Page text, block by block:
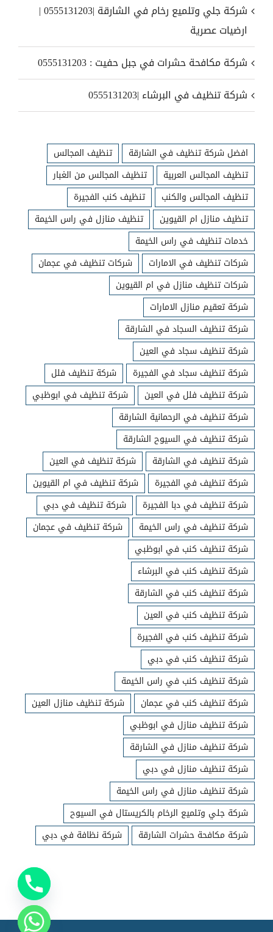
شركة جلي وتلميع رخام في الشارقة |0555131203 |
ارضيات عصرية
شركة مكافحة حشرات في جبل حفيت : 0555131203
شركة تنظيف في البرشاء |0555131203
افضل شركة تنظيف في الشارقة
تنظيف المجالس
تنظيف المجالس العربية
تنظيف المجالس من الغبار
تنظيف المجالس والكنب
تنظيف كنب الفجيرة
تنظيف منازل ام القيوين
تنظيف منازل في راس الخيمة
خدمات تنظيف في راس الخيمة
شركات تنظيف في الامارات
شركات تنظيف في عجمان
شركات تنظيف منازل في ام القيوين
شركة تعقيم منازل الامارات
شركة تنظيف السجاد في الشارقة
شركة تنظيف سجاد في العين
شركة تنظيف سجاد في الفجيرة
شركة تنظيف فلل
شركة تنظيف فلل في العين
شركة تنظيف في ابوظبي
شركة تنظيف في الرحمانية الشارقة
شركة تنظيف في السيوح الشارقة
شركة تنظيف في الشارقة
شركة تنظيف في العين
شركة تنظيف في الفجيرة
شركة تنظيف في ام القيوين
شركة تنظيف في دبا الفجيرة
شركة تنظيف في دبي
شركة تنظيف في راس الخيمة
شركة تنظيف في عجمان
شركة تنظيف كنب في ابوظبي
شركة تنظيف كنب في البرشاء
شركة تنظيف كنب في الشارقة
شركة تنظيف كنب في العين
شركة تنظيف كنب في الفجيرة
شركة تنظيف كنب في دبي
شركة تنظيف كنب في راس الخيمة
شركة تنظيف كنب في عجمان
شركة تنظيف منازل العين
شركة تنظيف منازل في ابوظبي
شركة تنظيف منازل في الشارقة
شركة تنظيف منازل في دبي
شركة تنظيف منازل في راس الخيمة
شركة جلي وتلميع الرخام بالكريستال في السيوح
شركة مكافحة حشرات الشارقة
شركة نظافة في دبي